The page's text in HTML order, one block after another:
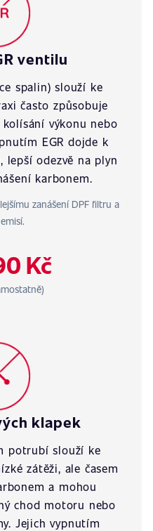
ventilu
spalin) slouží ke
často způsobuje
výkonu nebo
EGR dojde k
odezvě na plyn
karbonem.
zanášení DPF filtru a
Kč
klapek
potrubí slouží ke
zátěži, ale časem
a mohou
chod motoru nebo
Jejich vypnutím